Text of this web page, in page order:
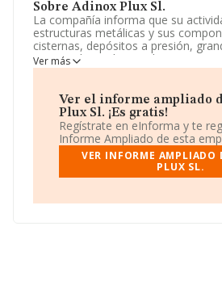
Sobre Adinox Plux Sl.
La compañía informa que su
estructuras metálicas y sus
cisternas, depósitos a presión,
contenedores de metal. La
Limitada. Su CNAE corresponde a
exteriores.
El número de empleados ha sido el
al 2020 y según los datos a
tenido un número de empleados
de sector.
B75229476, se encuentra en
Ver más
Ver el informe ampliado
Plux Sl. ¡Es gratis!
Regístrate en eInforma y te
Informe Ampliado de esta
VER INFORME AMPLIADO
PLUX SL.